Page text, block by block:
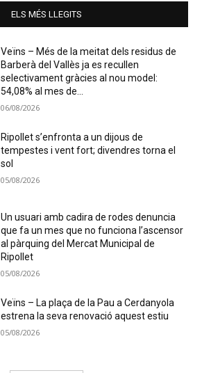
ELS MÉS LLEGITS
Veïns – Més de la meitat dels residus de
Barberà del Vallès ja es recullen
selectivament gràcies al nou model:
54,08% al mes de...
06/08/2026
Ripollet s’enfronta a un dijous de
tempestes i vent fort; divendres torna el
sol
05/08/2026
Un usuari amb cadira de rodes denuncia
que fa un mes que no funciona l’ascensor
al pàrquing del Mercat Municipal de
Ripollet
05/08/2026
Veïns – La plaça de la Pau a Cerdanyola
estrena la seva renovació aquest estiu
05/08/2026